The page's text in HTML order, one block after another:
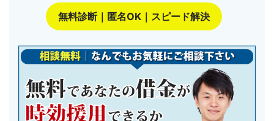
無料診断｜匿名OK｜スピード解決